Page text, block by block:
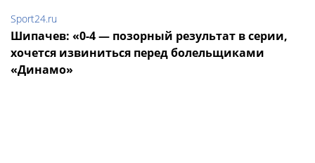
Sport24.ru
Шипачев: «0-4 — позорный результат в серии,
хочется извиниться перед болельщиками
«Динамо»